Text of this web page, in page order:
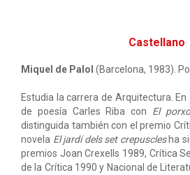
Castellano
Miquel de Palol (Barcelona, 1983).
Estudia la carrera de Arquitectura.
de poesía Carles Riba con El
distinguida también con el premio
novela El jardí dels set crepusclesha
premios Joan Crexells 1989, Crítica
de la Crítica 1990 y Nacional de